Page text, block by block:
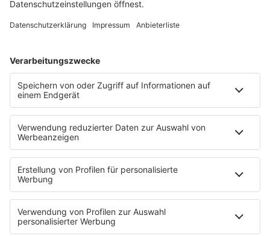
Song Contest
Mädelsabend
Ich hasse Sport
Sonntag Morgen
Strandbar
Putzfimmel
Deutschpop
Deutsche Liebeslieder
PODCASTS
Mit den Waffeln einer Frau
Frühstück bei Barbara
Brave & One
NotAufnahme